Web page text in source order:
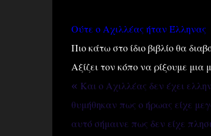
Ούτε ο Αχιλλέας ήταν Έλληνας
Πιο κάτω στο ίδιο βιβλίο θα
Αξίζει τον κόπο να ρίξουμε μια
« Και ο Αχιλλέας δεν έχει
θυμήθηκαν πως ο ήρωας είχε
αυτό σήμαινε πως δεν είχε